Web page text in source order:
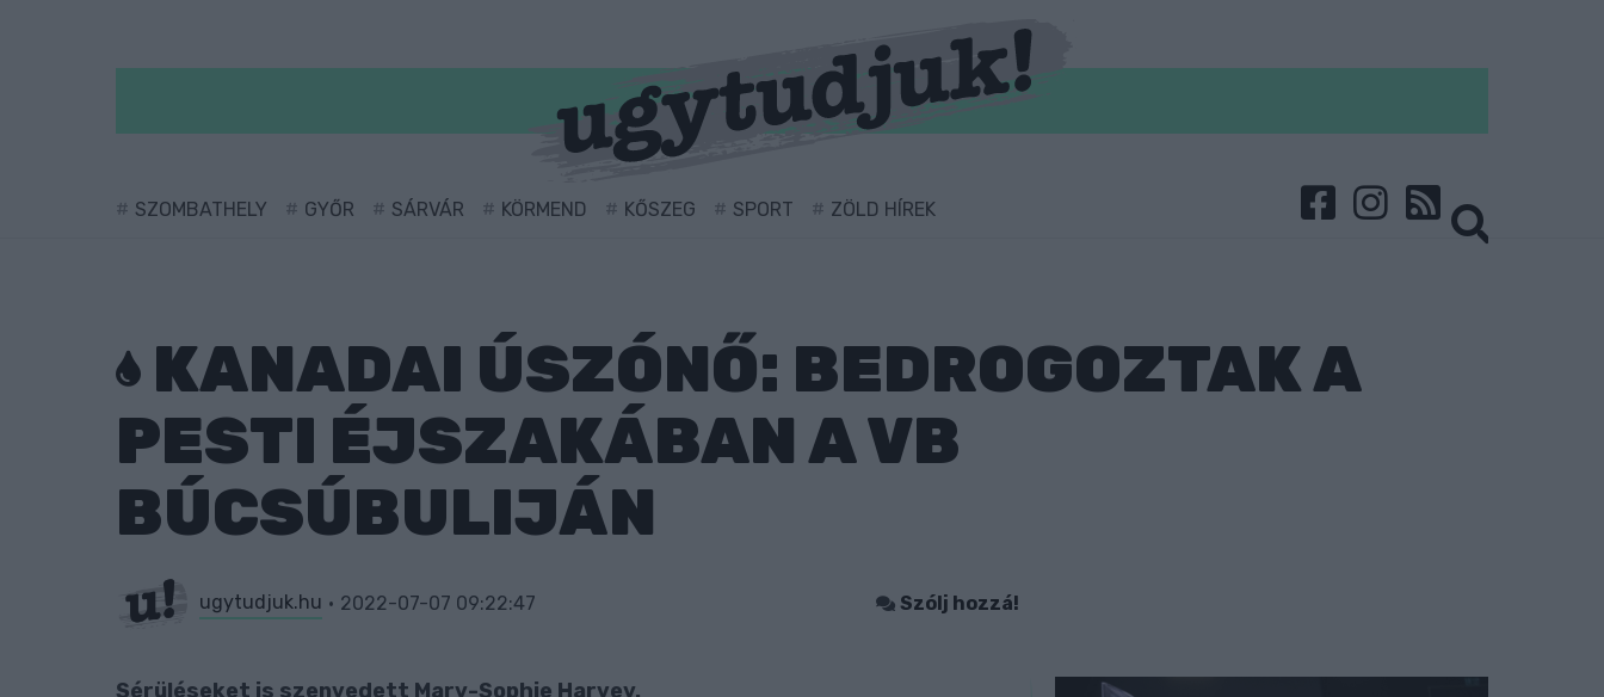
SZOMBATHELY GYŐR SÁRVÁR KÖRMEND KŐSZEG SPORT ZÖLD HÍREK
KANADAI ÚSZÓNŐ: BEDROGOZTAK A
PESTI ÉJSZAKÁBAN A VB
BÚCSÚBULIJÁN
ugytudjuk.hu 2022-07-07 09:22:47 Szólj hozzá!
Sérüléseket is szenvedett Mary-Sophie Harvey.